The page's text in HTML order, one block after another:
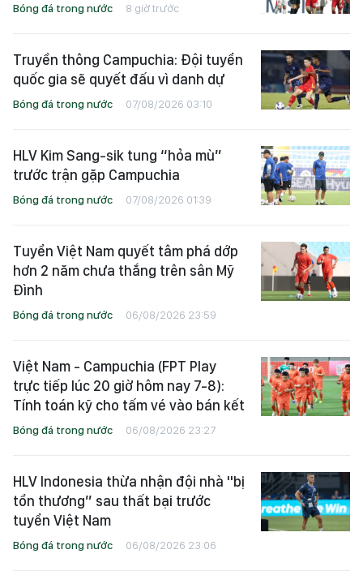
Bóng đá trong nước 8 giờ trước
Truyền thông Campuchia: Đội tuyển
quốc gia sẽ quyết đấu vì danh dự
Bóng đá trong nước 07/08/2026 03:10
HLV Kim Sang-sik tung “hỏa mù”
trước trận gặp Campuchia
Bóng đá trong nước 07/08/2026 01:39
Tuyển Việt Nam quyết tâm phá dớp
hơn 2 năm chưa thắng trên sân Mỹ
Đình
Bóng đá trong nước 06/08/2026 23:59
Việt Nam - Campuchia (FPT Play
trực tiếp lúc 20 giờ hôm nay 7-8):
Tính toán kỹ cho tấm vé vào bán kết
Bóng đá trong nước 06/08/2026 23:27
HLV Indonesia thừa nhận đội nhà "bị
tổn thương” sau thất bại trước
tuyển Việt Nam
Bóng đá trong nước 06/08/2026 23:06